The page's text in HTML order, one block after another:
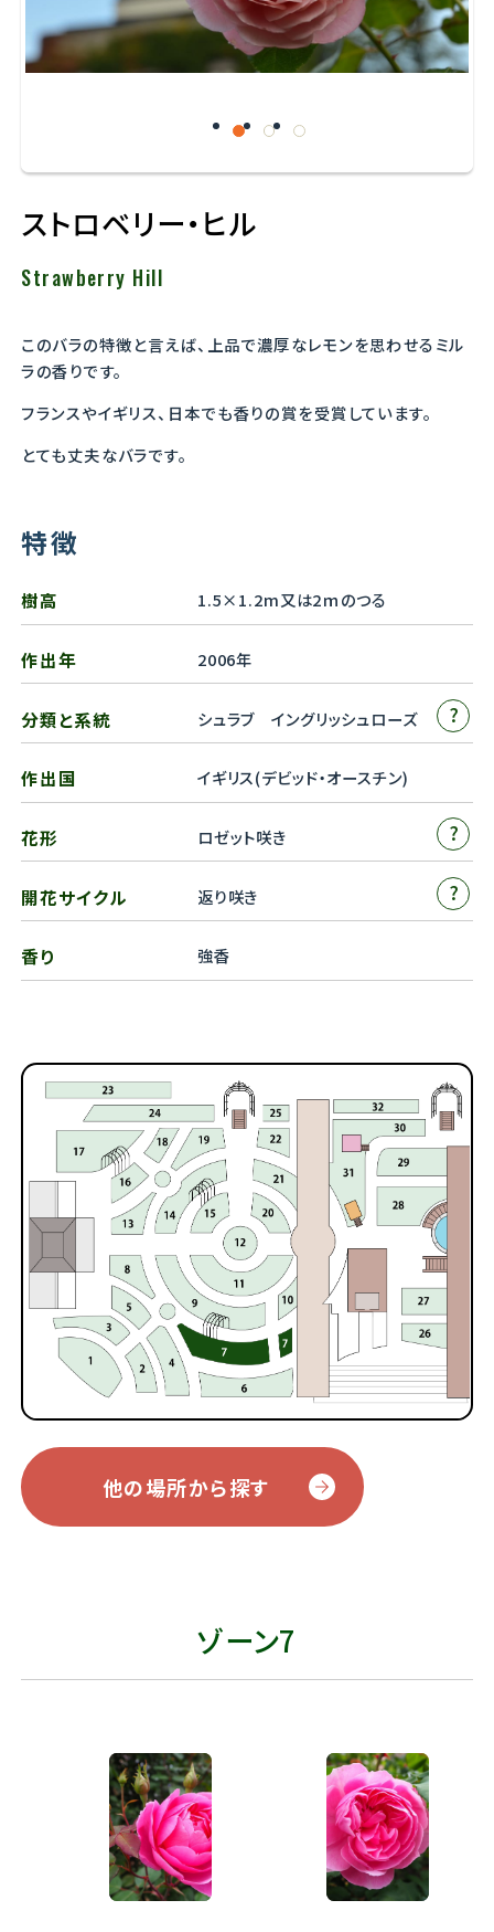
ストロベリー・ヒル
Strawberry Hill
このバラの特徴と言えば、上品で濃厚なレモンを思わせるミル
ラの香りです。
フランスやイギリス、日本でも香りの賞を受賞しています。
とても丈夫なバラです。
特徴
樹高 1.5×1.2m又は2ｍのつる
作出年 2006年
分類と系統 シュラブ イングリッシュローズ ?
作出国 イギリス(デビッド・オースチン)
花形 ロゼット咲き ?
開花サイクル 返り咲き ?
香り 強香
他の場所から探す
ゾーン7